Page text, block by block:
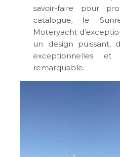
savoir-faire pour
catalogue, le
Moteryacht
un design puissant,
exceptionnelles et
remarquable.